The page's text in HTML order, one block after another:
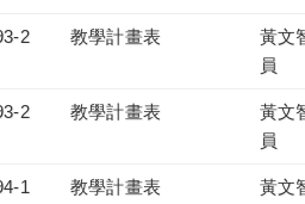
2 教學計畫表
黃文
員
2 教學計畫表
黃文
員
1 教學計畫表
黃文